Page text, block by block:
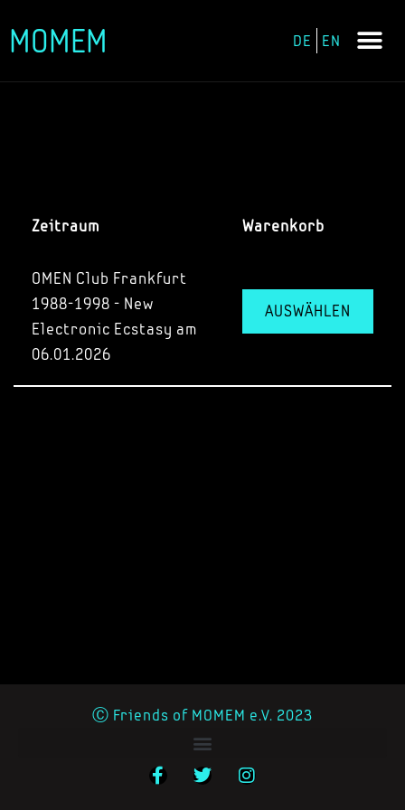
Zum
MOMEM DE EN
Zeitraum Warenkorb
OMEN Club Frankfurt
1988-1998 - New
Electronic Ecstasy am
06.01.2026
AUSWÄHLEN
Ⓒ Friends of MOMEM e.V. 2023